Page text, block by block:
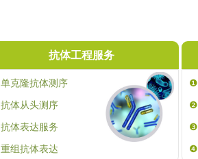
抗体工程服务
单克隆抗体测序
抗体从头测序
抗体表达服务
重组抗体表达
❶
❷
❸
❹